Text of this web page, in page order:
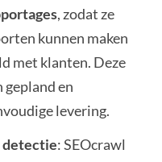
, zodat ze
kunnen maken
met klanten. Deze
en
levering.
detectie: SEOcrawl